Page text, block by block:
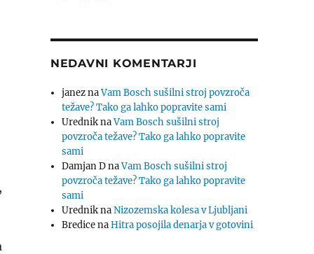
NEDAVNI KOMENTARJI
janeznaVam Bosch sušilni stroj povzroča
težave? Tako ga lahko popravite sami
UredniknaVam Bosch sušilni stroj
povzroča težave? Tako ga lahko popravite
sami
Damjan DnaVam Bosch sušilni stroj
povzroča težave? Tako ga lahko popravite
sami
UredniknaNizozemska kolesa v Ljubljani
BredicenaHitra posojila denarja v gotovini